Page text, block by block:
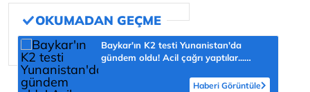
Baykar'ın K2 testi Yunanistan'da
gündem oldu! Acil çağrı yaptılar...
Haberi Görüntüle